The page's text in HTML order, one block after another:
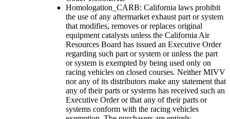
Homologation_CARB: California laws prohibit
the use of any aftermarket exhaust part or system
that modifies, removes or replaces original
equipment catalysts unless the California Air
Resources Board has issued an Executive Order
regarding such part or system or unless the part
or system is exempted by being used only on
racing vehicles on closed courses. Neither MIVV
nor any of its distributors make any statement that
any of their parts or systems has received such an
Executive Order or that any of their parts or
systems conform with the racing vehicles